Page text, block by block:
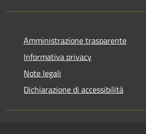
Amministrazione trasparente
Informativa privacy
Note legali
Dichiarazione di accessibilità